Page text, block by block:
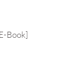
Book]